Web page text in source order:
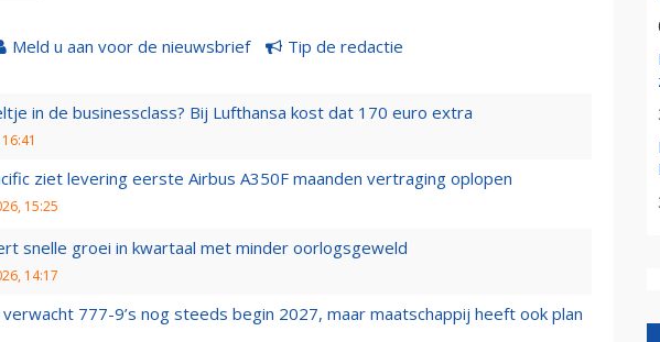
Meld u aan voor de nieuwsbrief Tip de redactie
in de businessclass? Bij Lufthansa kost dat 170 euro extra
ziet levering eerste Airbus A350F maanden vertraging oplopen
15:25
snelle groei in kwartaal met minder oorlogsgeweld
14:17
verwacht 777-9’s nog steeds begin 2027, maar maatschappij heeft ook plan